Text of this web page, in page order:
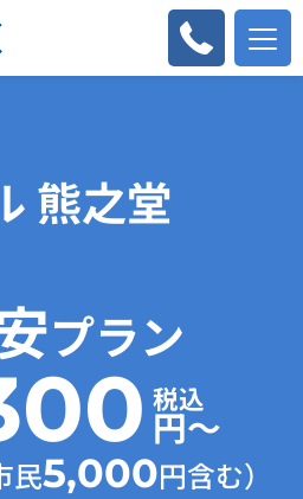
熊之堂
プラン
円～
税込
民5,000円含む）